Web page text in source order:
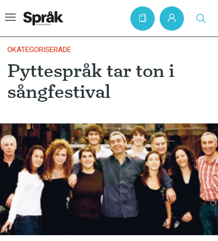
Hem
Artiklar
Språkfrågor
Skrivtips
Bokrecensioner
Kviss
Podden
Anmäl till språkpolisen
OKATEGORISERADE
Pyttespråk tar ton i
sångfestival